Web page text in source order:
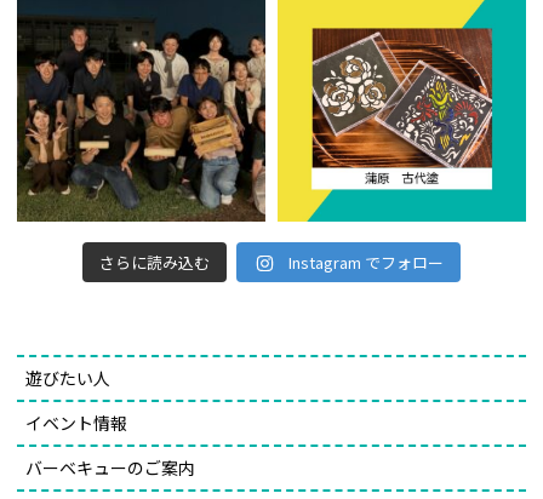
さらに読み込む Instagram でフォロー
遊びたい人
イベント情報
バーベキューのご案内